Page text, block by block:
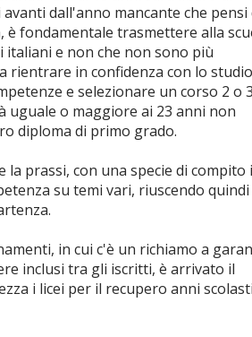
dall'anno mancante che pensi
fondamentale trasmettere alla
italiani e non che non sono più
rientrare in confidenza con lo studio
e selezionare un corso 2 o 3
uguale o maggiore ai 23 anni non
diploma di primo grado.
prassi, con una specie di compito
su temi vari, riuscendo quindi
in cui c'è un richiamo a
inclusi tra gli iscritti, è arrivato il
i licei per il recupero anni